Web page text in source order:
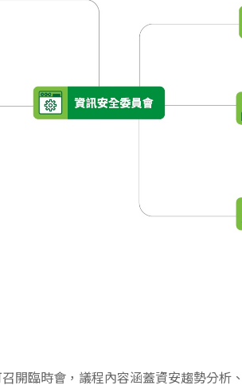
開臨時會，議程內容涵蓋資安趨勢分析